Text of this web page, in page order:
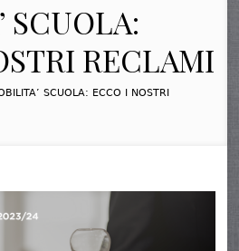
SCUOLA:
RECLAMI
SCUOLA: ECCO I NOSTRI